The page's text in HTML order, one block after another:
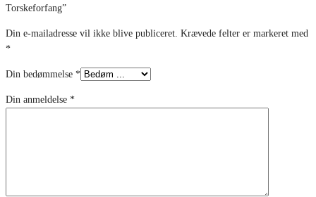
Torskeforfang”
Din e-mailadresse vil ikke blive publiceret. Krævede felter er markeret med
*
Din bedømmelse *
Din anmeldelse *